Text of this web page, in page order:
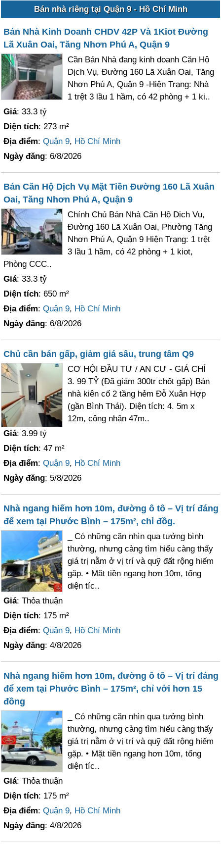
Bán nhà riêng tại Quận 9 - Hồ Chí Minh
Bán Nhà Kinh Doanh CHDV 42P Và 1Kiot Đường
Lã Xuân Oai, Tăng Nhơn Phú A, Quận 9
Cần Bán Nhà đang kinh doanh Căn Hộ
Dịch Vụ, Đường 160 Lã Xuân Oai, Tăng
Nhơn Phú A, Quận 9 -Hiện Trạng: Nhà
1 trệt 3 lầu 1 hầm, có 42 phòng + 1 ki..
Giá: 33.3 tỷ
Diện tích: 273 m²
Địa điểm:Quận 9, Hồ Chí Minh
Ngày đăng: 6/8/2026
Bán Căn Hộ Dịch Vụ Mặt Tiền Đường 160 Lã Xuân
Oai, Tăng Nhơn Phú A, Quận 9
Chính Chủ Bán Nhà Căn Hộ Dịch Vụ,
Đường 160 Lã Xuân Oai, Phường Tăng
Nhơn Phú A, Quận 9 Hiện Trạng: 1 trệt
3 lầu 1 hầm, có 42 phòng + 1 kiot,
Phòng CCC..
Giá: 33.3 tỷ
Diện tích: 650 m²
Địa điểm:Quận 9, Hồ Chí Minh
Ngày đăng: 6/8/2026
Chủ cần bán gấp, giảm giá sâu, trung tâm Q9
CƠ HỘI ĐẦU TƯ / AN CƯ - GIÁ CHỈ
3. 99 TỶ (Đã giảm 300tr chốt gấp) Bán
nhà kiên cố 2 tầng hẻm Đỗ Xuân Hợp
(gần Bình Thái). Diện tích: 4. 5m x
12m, công nhận 47m..
Giá: 3.99 tỷ
Diện tích: 47 m²
Địa điểm:Quận 9, Hồ Chí Minh
Ngày đăng: 5/8/2026
Nhà ngang hiếm hơn 10m, đường ô tô – Vị trí đáng
để xem tại Phước Bình – 175m², chỉ đồg.
_ Có những căn nhìn qua tưởng bình
thường, nhưng càng tìm hiểu càng thấy
giá trị nằm ở vị trí và quỹ đất rộng hiếm
gặp. • Mặt tiền ngang hơn 10m, tổng
diện tíc..
Giá: Thỏa thuận
Diện tích: 175 m²
Địa điểm:Quận 9, Hồ Chí Minh
Ngày đăng: 4/8/2026
Nhà ngang hiếm hơn 10m, đường ô tô – Vị trí đáng
để xem tại Phước Bình – 175m², chỉ với hơn 15
đồng
_ Có những căn nhìn qua tưởng bình
thường, nhưng càng tìm hiểu càng thấy
giá trị nằm ở vị trí và quỹ đất rộng hiếm
gặp. • Mặt tiền ngang hơn 10m, tổng
diện tíc..
Giá: Thỏa thuận
Diện tích: 175 m²
Địa điểm:Quận 9, Hồ Chí Minh
Ngày đăng: 4/8/2026